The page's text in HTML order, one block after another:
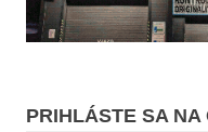
PRIHLÁSTE SA